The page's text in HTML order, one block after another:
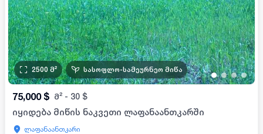
••••
2500 მ² სასოფლო-სამეურნეო მიწა
75,000 $ მ² - 30 $
იყიდება მიწის ნაკვეთი ლაფანაანთკარში
ლაფანაანთკარი